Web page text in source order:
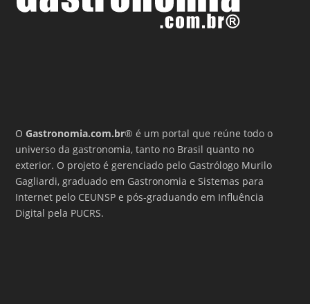
OGastronomia.com.br® é um portal que reúne todo o
universo da gastronomia, tanto no Brasil quanto no
exterior. O projeto é gerenciado pelo Gastrólogo Murilo
Gagliardi, graduado em Gastronomia e Sistemas para
Internet pelo CEUNSP e pós-graduando em Influência
Digital pela PUCRS.